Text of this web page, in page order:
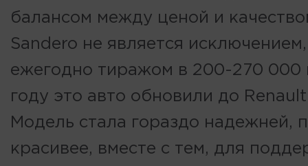
балансом между ценой и
Sandero не является
ежегодно тиражом в 200-270 000
году это авто обновили до
Модель стала гораздо надежней,
красивее, вместе с тем, для